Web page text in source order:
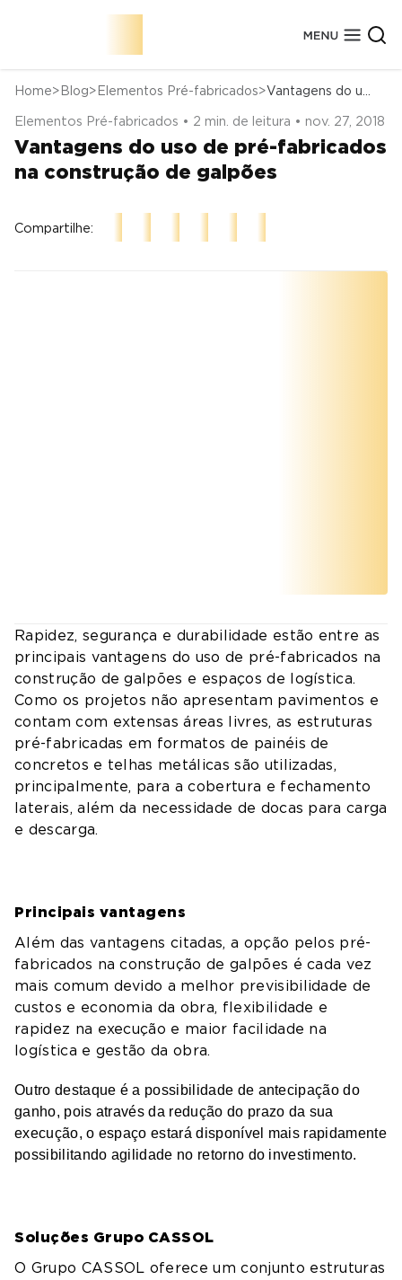
Sobre a Cassol Pré-Fabricados
Conheça Nossa História
Nossas Fábricas
Tecnologias
Prêmios
Segmentos de Obras
Elementos Estruturais
Obras Concluídas
Marcas Atendidas
Home Blog Elementos Pré-fabricados
Elementos Pré-fabricados • 2 min. de leitura • nov. 27, 2018
Vantagens do uso de pré-fabricados
na construção de galpões
Compartilhe:
Rapidez, segurança e durabilidade estão entre as
principais vantagens do uso de pré-fabricados na
construção de galpões e espaços de logística.
Como os projetos não apresentam pavimentos e
contam com extensas áreas livres, as estruturas
pré-fabricadas em formatos de painéis de
concretos e telhas metálicas são utilizadas,
principalmente, para a cobertura e fechamento
laterais, além da necessidade de docas para carga
e descarga.
Principais vantagens
Além das vantagens citadas, a opção pelos pré-
fabricados na construção de galpões é cada vez
mais comum devido a melhor previsibilidade de
custos e economia da obra, flexibilidade e
rapidez na execução e maior facilidade na
logística e gestão da obra.
Outro destaque é a possibilidade de antecipação do
ganho, pois através da redução do prazo da sua
execução, o espaço estará disponível mais rapidamente
possibilitando agilidade no retorno do investimento.
Soluções Grupo CASSOL
O Grupo CASSOL oferece um conjunto estruturas